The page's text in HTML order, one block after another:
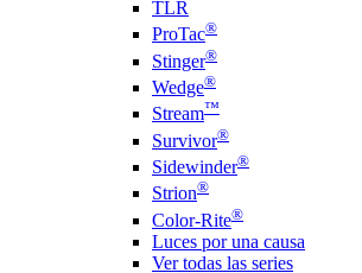
TLR
ProTac®
Stinger®
Wedge®
Stream™
Survivor®
Sidewinder®
Strion®
Color-Rite®
Luces por una causa
Ver todas las series